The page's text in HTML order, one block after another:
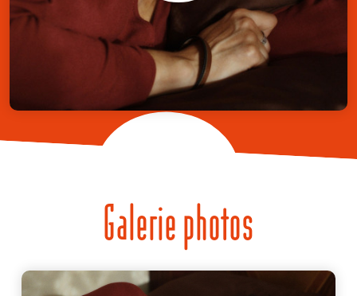
Galerie photos